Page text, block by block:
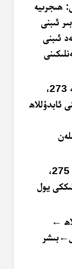
ھىجرىيە
جابىر ئىبنى
ئىبنى
2- ئىبنى ماجە (ۋاپاتى: ھىجرىيە 273،
3- ئەبۇ داۋۇد (ۋاپاتى: ھىجرىيە 275،
ئىككى يول
←
←بىشر